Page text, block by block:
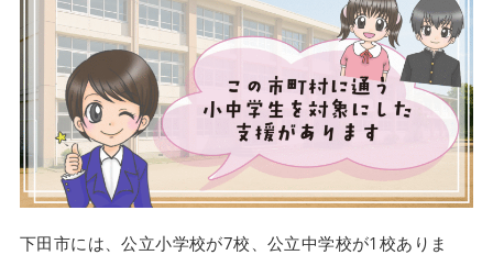
下田市には、公立小学校が7校、公立中学校が1校ありま